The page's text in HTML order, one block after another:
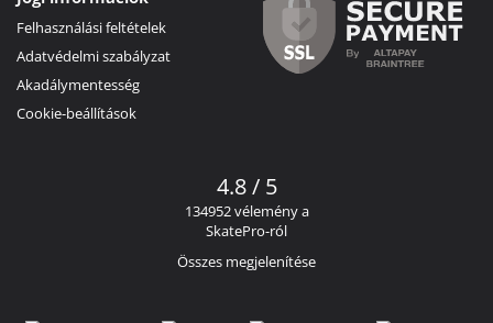
Felhasználási feltételek
Adatvédelmi szabályzat
Akadálymentesség
Cookie-beállítások
4.8 / 5
134952 vélemény a
SkatePro-ról
Összes megjelenítése